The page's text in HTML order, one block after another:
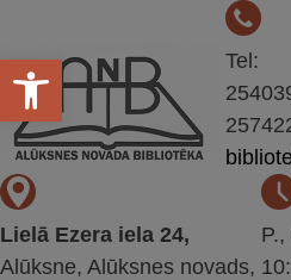
Open toolbar
Tel:
Lielā Ezera iela 24,
Alūksne, Alūksnes novads,